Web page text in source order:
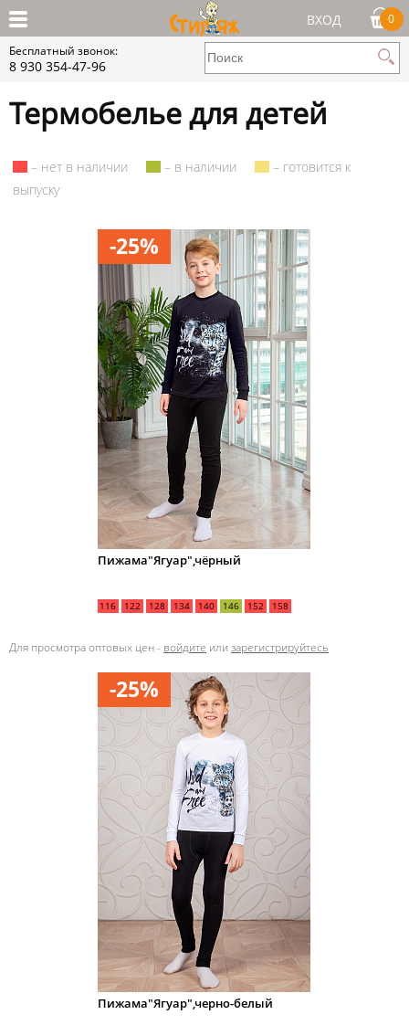
ВХОД 0
Бесплатный звонок:
8 930 354-47-96
Термобелье для детей
– нет в наличии – в наличии
– готовится к
выпуску
-25%
Пижама"Ягуар",чёрный
116 122 128 134 140 146 152 158
Для просмотра оптовых цен - войдите или зарегистрируйтесь
-25%
Пижама"Ягуар",черно-белый